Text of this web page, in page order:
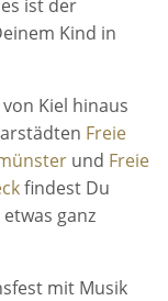
ist der
Kind in
Kiel hinaus
Freie
und Freie
findest Du
ganz
mit Musik